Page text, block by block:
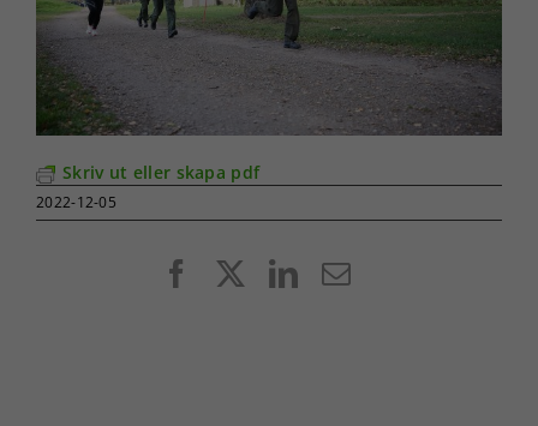
Skriv ut eller skapa pdf
2022-12-05
FacebookLinkedIn
E-